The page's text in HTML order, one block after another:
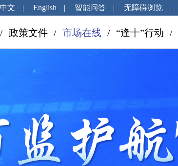
文 | English | 智能问答 | 无障碍浏览 |
/ 政策文件 / 市场在线 / “逢十”行动 /